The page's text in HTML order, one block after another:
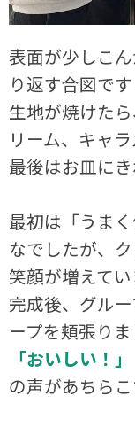
表面が少しこ
り返す合図です
生地が焼けた
リーム、キャ
最後はお皿に
最初は「うま
なでしたが、
笑顔が増えてい
完成後、グル
ープを頬張りま
「おいしい！
の声があちら